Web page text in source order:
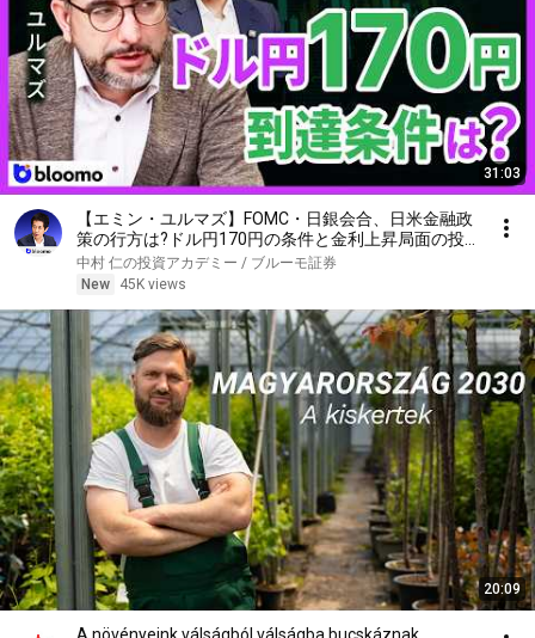
31:03
【エミン・ユルマズ】FOMC・日銀会合、日米金融政
策の行方は?ドル円170円の条件と金利上昇局面の投
資戦略
中村 仁の投資アカデミー / ブルーモ証券
New
45K views
20:09